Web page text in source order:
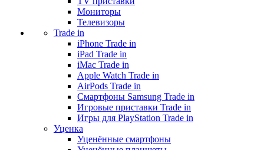
Мониторы
Телевизоры
Trade in
iPhone Trade in
iPad Trade in
iMac Trade in
Apple Watch Trade in
AirPods Trade in
Смартфоны Samsung Trade in
Игровые приставки Trade in
Игры для PlayStation Trade in
Уценка
Уценённые смартфоны